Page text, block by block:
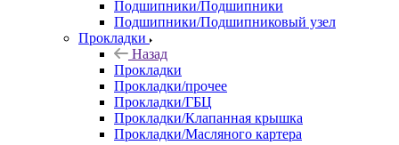
Подшипники/Подшипники
Подшипники/Подшипниковый узел
Прокладки
Назад
Прокладки
Прокладки/прочее
Прокладки/ГБЦ
Прокладки/Клапанная крышка
Прокладки/Масляного картера